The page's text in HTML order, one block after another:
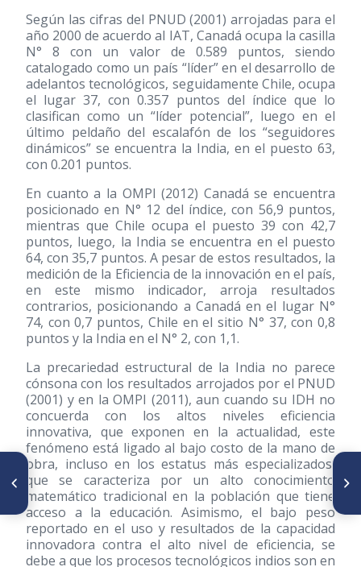
Según las cifras del PNUD(2001) arrojadas para el
año 2000 de acuerdo al IAT, Canadá ocupa la casilla
N° 8 con un valor de 0.589 puntos, siendo
catalogado como un país “líder” en el desarrollo de
adelantos tecnológicos, seguidamente Chile, ocupa
el lugar 37, con 0.357 puntos del índice que lo
clasifican como un “líder potencial”, luego en el
último peldaño del escalafón de los “seguidores
dinámicos” se encuentra la India, en el puesto 63,
con 0.201 puntos.
En cuanto a la OMPI(2012) Canadá se encuentra
posicionado en N° 12 del índice, con 56,9 puntos,
mientras que Chile ocupa el puesto 39 con 42,7
puntos, luego, la India se encuentra en el puesto
64, con 35,7 puntos. A pesar de estos resultados, la
medición de la Eficiencia de la innovación en el país,
en este mismo indicador, arroja resultados
contrarios, posicionando a Canadá en el lugar N°
74, con 0,7 puntos, Chile en el sitio N° 37, con 0,8
puntos y la India en el N° 2, con 1,1.
La precariedad estructural de la India no parece
cónsona con los resultados arrojados por el PNUD
(2001) y en la OMPI (2011), aun cuando su IDH no
concuerda con los altos niveles eficiencia
innovativa, que exponen en la actualidad, este
fenómeno está ligado al bajo costo de la mano de
obra, incluso en los estatus más especializados,
que se caracteriza por un alto conocimiento
matemático tradicional en la población que tiene
acceso a la educación. Asimismo, el bajo peso
reportado en el uso y resultados de la capacidad
innovadora contra el alto nivel de eficiencia, se
debe a que los procesos tecnológicos indios son en
ARTÍCULO ANTERIOR
Seguridad Económica del
Adulto Mayor Venezolano
(Período 2000 - 2014)
SIGUIENTE ARTÍCULO
La Dramaturgia de Gilberto
Pinto